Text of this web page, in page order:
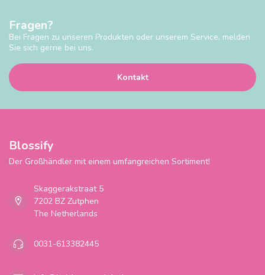
Fragen?
Bei Fragen zu unseren Produkten oder unserem Service, melden
Sie sich gerne bei uns.
Kontakt
Blossify
Der Großhändler mit einem umfangreichen Sortiment!
Skaggerakstraat 5
7202 BZ Zutphen
The Netherlands
0031-613382445